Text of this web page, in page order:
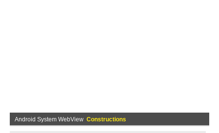
Android System WebView Constructions